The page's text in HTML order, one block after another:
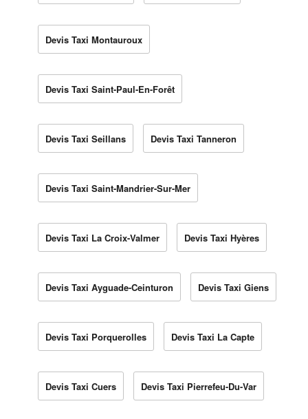
Devis Taxi Montauroux
Devis Taxi Saint-Paul-En-Forêt
Devis Taxi Seillans Devis Taxi Tanneron
Devis Taxi Saint-Mandrier-Sur-Mer
Devis Taxi La Croix-Valmer Devis Taxi Hyères
Devis Taxi Ayguade-Ceinturon Devis Taxi Giens
Devis Taxi Porquerolles Devis Taxi La Capte
Devis Taxi Cuers Devis Taxi Pierrefeu-Du-Var